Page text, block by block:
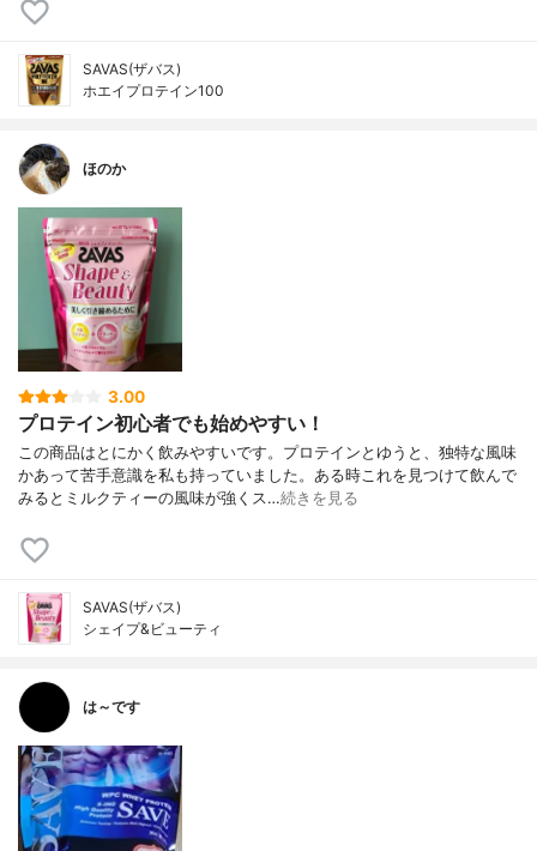
SAVAS(ザバス)
ホエイプロテイン100
ほのか
3.00
プロテイン初心者でも始めやすい！
この商品はとにかく飲みやすいです。プロテインとゆうと、独特な風味
かあって苦手意識を私も持っていました。ある時これを見つけて飲んで
みるとミルクティーの風味が強くス…続きを見る
SAVAS(ザバス)
シェイプ&ビューティ
は～です